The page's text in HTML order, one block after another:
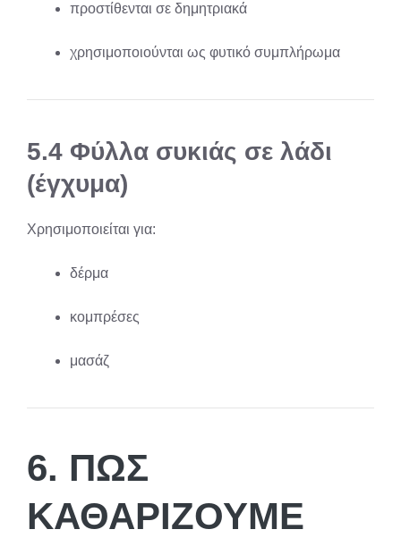
προστίθενται σε δημητριακά
χρησιμοποιούνται ως φυτικό συμπλήρωμα
5.4 Φύλλα συκιάς σε λάδι
(έγχυμα)
Χρησιμοποιείται για:
δέρμα
κομπρέσες
μασάζ
6. ΠΏΣ
ΚΑΘΑΡΊΖΟΥΜΕ